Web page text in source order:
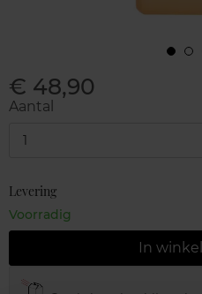
€ 48,90
Aantal
1
Levering
Voorradig
In